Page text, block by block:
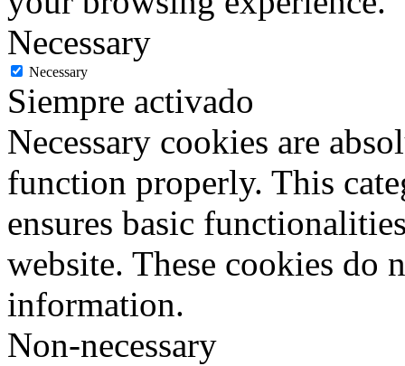
Necessary
Necessary
Siempre activado
Necessary cookies are
function properly. This
ensures basic
website. These cookies do
information.
Non-necessary